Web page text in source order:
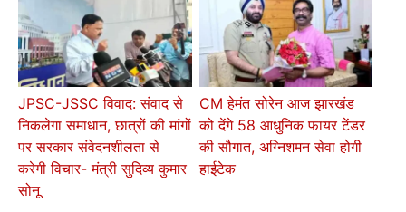
JPSC-JSSC विवाद: संवाद से
निकलेगा समाधान, छात्रों की मांगों
पर सरकार संवेदनशीलता से
करेगी विचार- मंत्री सुदिव्य कुमार
सोनू
CM हेमंत सोरेन आज झारखंड
को देंगे 58 आधुनिक फायर टेंडर
की सौगात, अग्निशमन सेवा होगी
हाईटेक